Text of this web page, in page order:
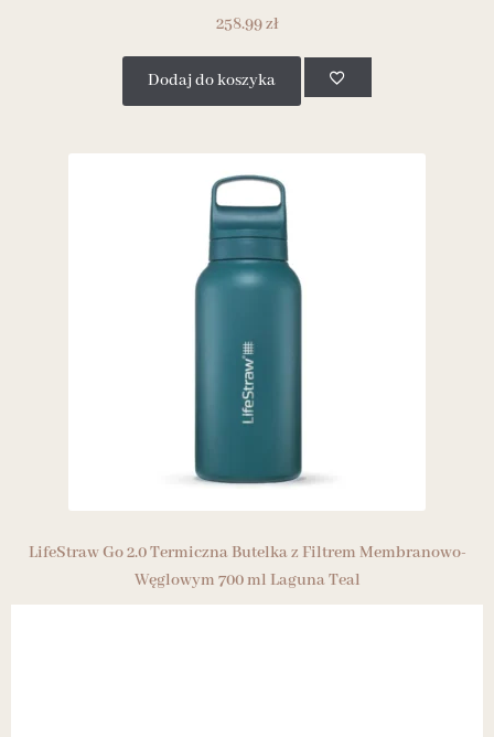
258.99zł
Dodaj do koszyka
LifeStraw Go 2.0 Termiczna Butelka z Filtrem Membranowo-
Węglowym 700 ml Laguna Teal